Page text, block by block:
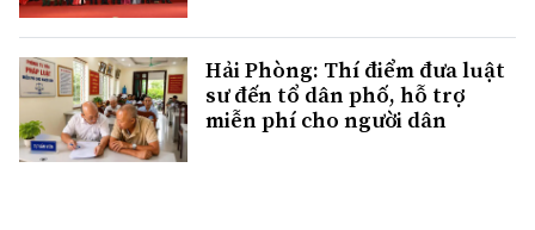
Hải Phòng: Thí điểm đưa luật
sư đến tổ dân phố, hỗ trợ
miễn phí cho người dân